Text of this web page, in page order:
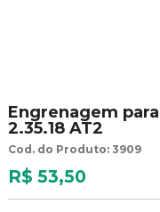
Engrenagem
2.35.18 AT2
Cod. do Produto: 3909
R$ 53,50